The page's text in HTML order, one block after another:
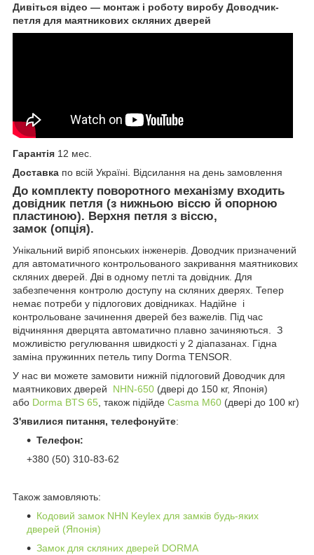
Дивіться відео — монтаж і роботу виробу Доводчик-
петля для маятникових скляних дверей
Гарантія 12 мес.
Доставка по всій Україні. Відсилання на день замовлення
До комплекту поворотного механізму входить
довідник петля (з нижньою віссю й опорною
пластиною). Верхня петля з віссю,
замок (опція).
Унікальний виріб японських інженерів. Доводчик призначений
для автоматичного контрольованого закривання маятникових
скляних дверей. Дві в одному петлі та довідник. Для
забезпечення контролю доступу на скляних дверях. Тепер
немає потреби у підлогових довідниках. Надійне і
контрольоване зачинення дверей без важелів. Під час
відчиняння дверцята автоматично плавно зачиняються. З
можливістю регулювання швидкості у 2 діапазанах. Гідна
заміна пружинних петель типу Dorma TENSOR.
У нас ви можете замовити нижній підлоговий Доводчик для
маятникових дверей NHN-650 (двері до 150 кг, Японія)
або Dorma BTS 65 , також підійде Casma M60 (двері до 100 кг)
З'явилися питання, телефонуйте:
Телефон:
+380 (50) 310-83-62
Також замовляють:
Кодовий замок NHN Keylex для замків будь-яких
дверей (Японія)
Замок для скляних дверей DORMA